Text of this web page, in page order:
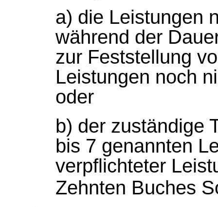
a) die Leistungen
während der
zur Feststellung
Leistungen noch
oder
b) der zuständige
bis 7 genannten
verpflichteter
Zehnten Buches